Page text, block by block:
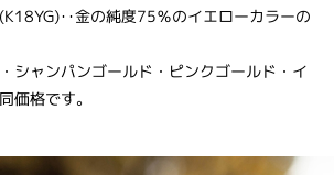
金の純度75％のイエローカラーの
シャンパンゴールド・ピンクゴールド・イ
価格です。